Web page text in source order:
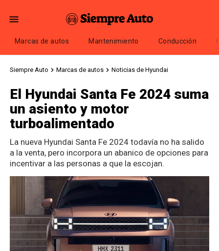
Marcas de autos Mantenimiento Conducción
Siempre Auto Marcas de autos Noticias de Hyundai
El Hyundai Santa Fe 2024 suma
un asiento y motor
turboalimentado
La nueva Hyundai Santa Fe 2024 todavía no ha salido
a la venta, pero incorpora un abanico de opciones para
incentivar a las personas a que la escojan.